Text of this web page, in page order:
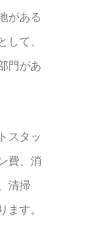
がある
て、
門があ
スタッ
費、消
清掃
す。